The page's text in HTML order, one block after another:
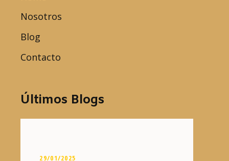
Nosotros
Blog
Contacto
Últimos Blogs
29/01/2025